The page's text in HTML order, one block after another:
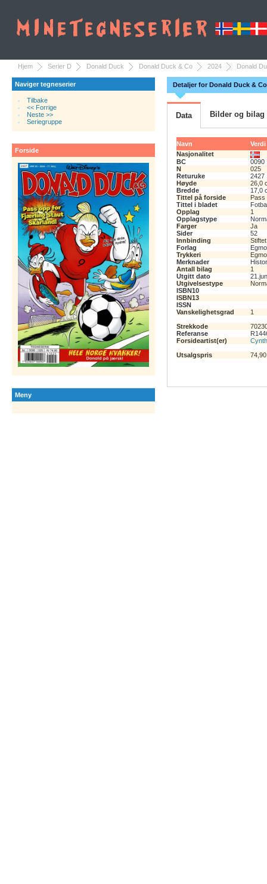
Hjem Serier D Donald Duck Donald Duck & Co 2024 Donald
Naviger tegneserier
Tilbake
<< Forrige
Neste >>
Seriegruppe
Forside
Meny
Detaljer for Donald Duck & Co
Data Bilder og bilag
Navn
Verdi
Nasjonalitet
BC
0090
N
025
Returuke
2427
Høyde
26,0
Bredde
17,0
Tittel på forside
Pass
Tittel i bladet
Opplag
1
Opplagstype
Farger
Ja
Sider
52
Innbinding
Stiftet
Forlag
Trykkeri
Merknader
Antall bilag
1
Utgitt dato
Utgivelsestype
ISBN10
ISBN13
ISSN
Vanskelighetsgrad
1
Strekkode
Referanse
Forsideartist(er)
Utsalgspris
74,90